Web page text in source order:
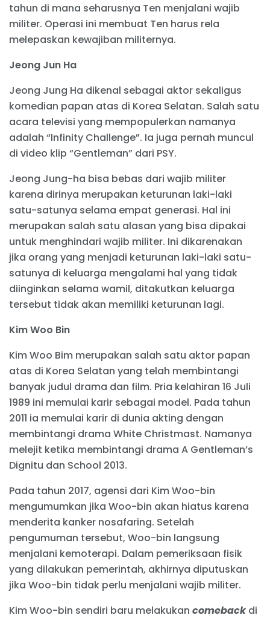
tahun di mana seharusnya Ten menjalani wajib
militer. Operasi ini membuat Ten harus rela
melepaskan kewajiban militernya.
Jeong Jun Ha
Jeong Jung Ha dikenal sebagai aktor sekaligus
komedian papan atas di Korea Selatan. Salah satu
acara televisi yang mempopulerkan namanya
adalah “Infinity Challenge”. Ia juga pernah muncul
di video klip “Gentleman” dari PSY.
Jeong Jung-ha bisa bebas dari wajib militer
karena dirinya merupakan keturunan laki-laki
satu-satunya selama empat generasi. Hal ini
merupakan salah satu alasan yang bisa dipakai
untuk menghindari wajib militer. Ini dikarenakan
jika orang yang menjadi keturunan laki-laki satu-
satunya di keluarga mengalami hal yang tidak
diinginkan selama wamil, ditakutkan keluarga
tersebut tidak akan memiliki keturunan lagi.
Kim Woo Bin
Kim Woo Bim merupakan salah satu aktor papan
atas di Korea Selatan yang telah membintangi
banyak judul drama dan film. Pria kelahiran 16 Juli
1989 ini memulai karir sebagai model. Pada tahun
2011 ia memulai karir di dunia akting dengan
membintangi drama White Christmast. Namanya
melejit ketika membintangi drama A Gentleman’s
Dignitu dan School 2013.
Pada tahun 2017, agensi dari Kim Woo-bin
mengumumkan jika Woo-bin akan hiatus karena
menderita kanker nosafaring. Setelah
pengumuman tersebut, Woo-bin langsung
menjalani kemoterapi. Dalam pemeriksaan fisik
yang dilakukan pemerintah, akhirnya diputuskan
jika Woo-bin tidak perlu menjalani wajib militer.
Kim Woo-bin sendiri baru melakukan comebackdi